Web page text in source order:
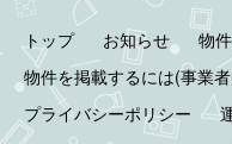
トップ お知らせ 物
物件を掲載するには(事業
プライバシーポリシー